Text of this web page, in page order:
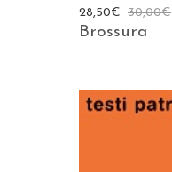
30,00€
28,50€
Brossura